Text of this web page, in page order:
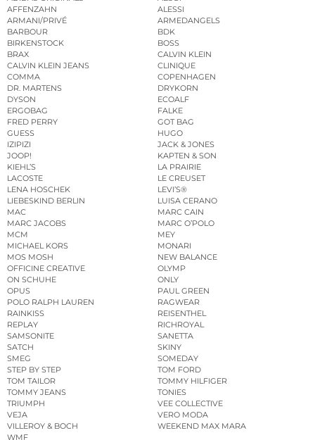
ADIDAS ORIGINALS
AESOP
AFFENZAHN
ALESSI
ARMANI/PRIVÉ
ARMEDANGELS
BARBOUR
BDK
BIRKENSTOCK
BOSS
BRAX
CALVIN KLEIN
CALVIN KLEIN JEANS
CLINIQUE
COMMA
COPENHAGEN
DR. MARTENS
DRYKORN
DYSON
ECOALF
ERGOBAG
FALKE
FRED PERRY
GOT BAG
GUESS
HUGO
IZIPIZI
JACK & JONES
JOOP!
KAPTEN & SON
KIEHL’S
LA PRAIRIE
LACOSTE
LE CREUSET
LENA HOSCHEK
LEVI’S®
LIEBESKIND BERLIN
LUISA CERANO
MAC
MARC CAIN
MARC JACOBS
MARC O’POLO
MCM
MEY
MICHAEL KORS
MONARI
MOS MOSH
NEW BALANCE
OFFICINE CREATIVE
OLYMP
ON SCHUHE
ONLY
OPUS
PAUL GREEN
POLO RALPH LAUREN
RAGWEAR
RAINKISS
REISENTHEL
REPLAY
RICHROYAL
SAMSONITE
SANETTA
SATCH
SKINY
SMEG
SOMEDAY
STEP BY STEP
TOM FORD
TOM TAILOR
TOMMY HILFIGER
TOMMY JEANS
TONIES
TRIUMPH
VEE COLLECTIVE
VEJA
VERO MODA
VILLEROY & BOCH